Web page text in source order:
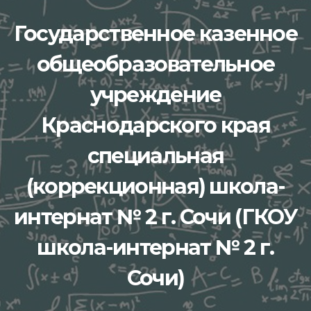
Перейти
к
содержимому
Государственное казенное
общеобразовательное
учреждение
Краснодарского края
специальная
(коррекционная) школа-
интернат № 2 г. Сочи (ГКОУ
школа-интернат № 2 г.
Сочи)